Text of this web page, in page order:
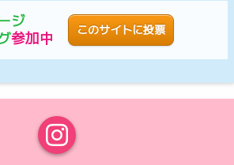
ジ
参加中 このサイトに投票